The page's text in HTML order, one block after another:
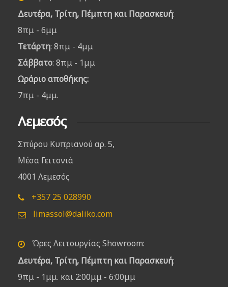
Δευτέρα, Τρίτη, Πέμπτη και Παρασκευή:
8πμ - 6μμ
Τετάρτη: 8πμ - 4μμ
Σάββατο: 8πμ - 1μμ
Ωράριο αποθήκης:
7πμ - 4μμ.
Λεμεσός
Σπύρου Κυπριανού αρ. 5,
Μέσα Γειτονιά
4001 Λεμεσός
+357 25 028990
limassol@daliko.com
Ώρες Λειτουργίας Showroom:
Δευτέρα, Τρίτη, Πέμπτη και Παρασκευή:
9πμ - 1μμ. και 2:00μμ - 6:00μμ